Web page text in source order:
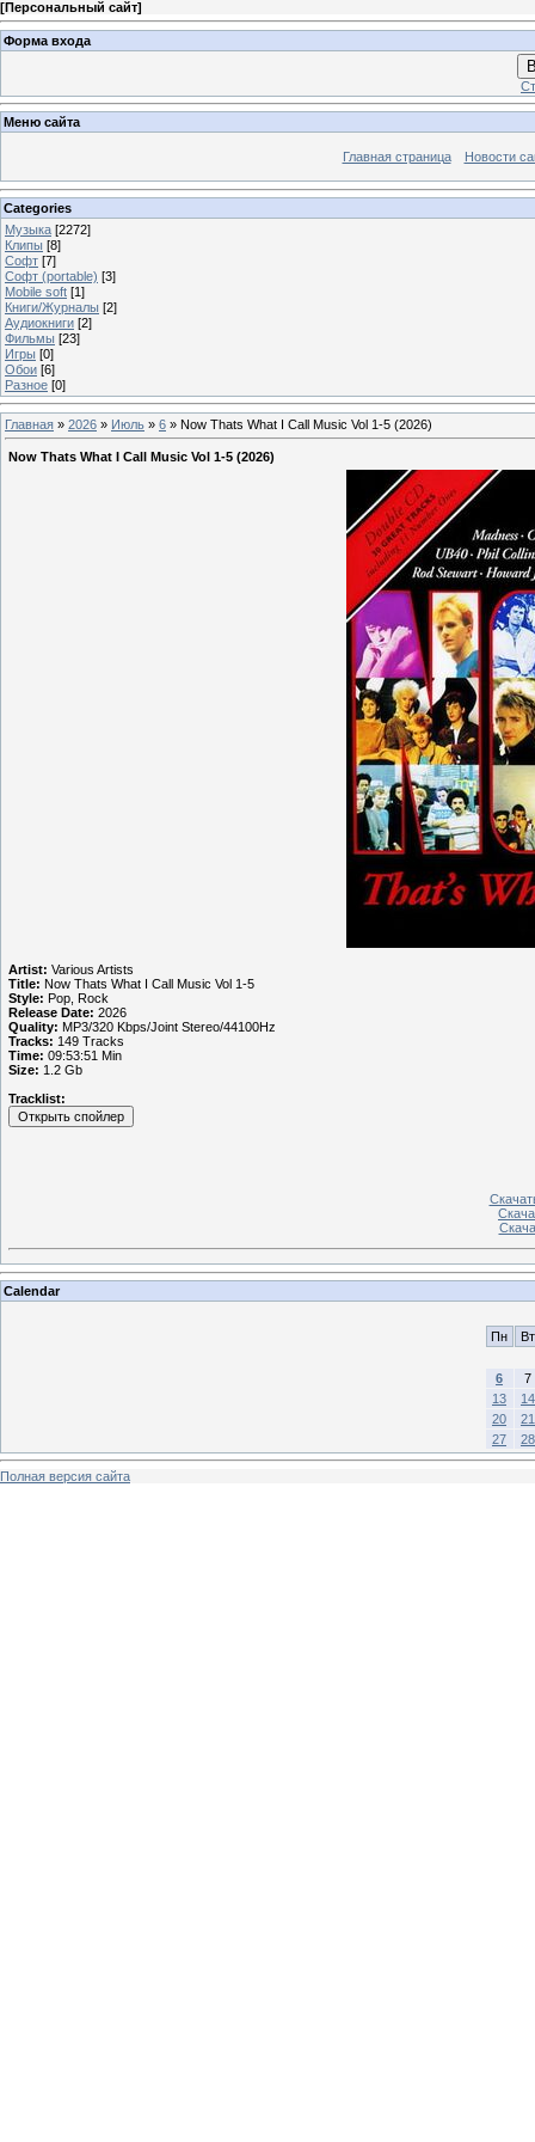
[Персональный сайт]
Форма входа
Меню сайта
Главная страница Новости
Categories
Музыка [2272]
Клипы [8]
Софт [7]
Софт (portable) [3]
Mobile soft [1]
Книги/Журналы [2]
Аудиокниги [2]
Фильмы [23]
Игры [0]
Обои [6]
Разное [0]
Главная » 2026 » Июль » 6 » Now Thats What I Call Music Vol 1-5 (2026)
Now Thats What I Call Music Vol 1-5 (2026)
Artist: Various Artists
Title: Now Thats What I Call Music Vol 1-5
Style: Pop, Rock
Release Date: 2026
Quality: MP3/320 Kbps/Joint Stereo/44100Hz
Tracks: 149 Tracks
Time: 09:53:51 Min
Size: 1.2 Gb
Tracklist:
Calendar
Пн Вт
6
7
13
14
20
21
27
28
Полная версия сайта